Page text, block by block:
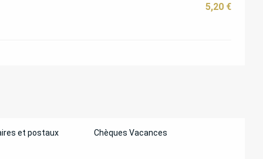
5,20 €
et postaux Chèques Vacances